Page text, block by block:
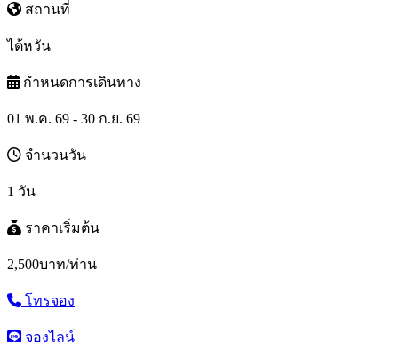
สถานที่
ไต้หวัน
กำหนดการเดินทาง
01 พ.ค. 69 - 30 ก.ย. 69
จำนวนวัน
1 วัน
ราคาเริ่มต้น
2,500บาท/ท่าน
โทรจอง
จองไลน์